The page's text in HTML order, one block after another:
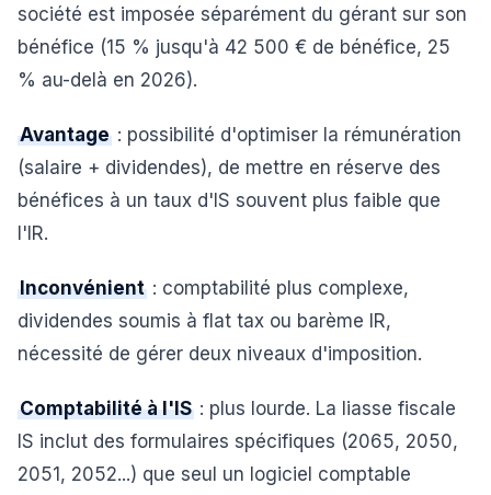
société est imposée séparément du gérant sur son
bénéfice (15 % jusqu'à 42 500 € de bénéfice, 25
% au-delà en 2026).
Avantage : possibilité d'optimiser la rémunération
(salaire + dividendes), de mettre en réserve des
bénéfices à un taux d'IS souvent plus faible que
l'IR.
Inconvénient : comptabilité plus complexe,
dividendes soumis à flat tax ou barème IR,
nécessité de gérer deux niveaux d'imposition.
Comptabilité à l'IS : plus lourde. La liasse fiscale
IS inclut des formulaires spécifiques (2065, 2050,
2051, 2052...) que seul un logiciel comptable